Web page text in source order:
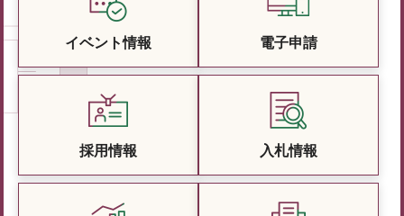
イベント情報 電子申請
採用情報 入札情報